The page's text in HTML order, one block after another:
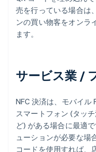
売を行っている場合は
ンの買い物客をオンラ
ます。
サービス業 /
NFC 決済は、モバイル
スマートフォン (タッ
ど) がある場合に最適
ューションが必要な場
コードを使用すれば、